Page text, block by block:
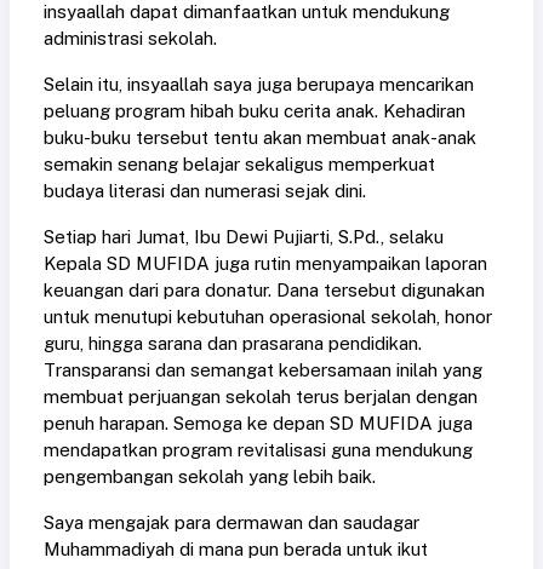
insyaallah dapat dimanfaatkan untuk mendukung
administrasi sekolah.
Selain itu, insyaallah saya juga berupaya mencarikan
peluang program hibah buku cerita anak. Kehadiran
buku-buku tersebut tentu akan membuat anak-anak
semakin senang belajar sekaligus memperkuat
budaya literasi dan numerasi sejak dini.
Setiap hari Jumat, Ibu Dewi Pujiarti, S.Pd., selaku
Kepala SD MUFIDA juga rutin menyampaikan laporan
keuangan dari para donatur. Dana tersebut digunakan
untuk menutupi kebutuhan operasional sekolah, honor
guru, hingga sarana dan prasarana pendidikan.
Transparansi dan semangat kebersamaan inilah yang
membuat perjuangan sekolah terus berjalan dengan
penuh harapan. Semoga ke depan SD MUFIDA juga
mendapatkan program revitalisasi guna mendukung
pengembangan sekolah yang lebih baik.
Saya mengajak para dermawan dan saudagar
Muhammadiyah di mana pun berada untuk ikut